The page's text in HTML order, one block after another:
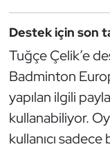
Destek için son
Tuğçe Çelik’e
Badminton
yapılan ilgili
kullanabiliyor.
kullanıcı
Güreş
Halter
Hava Sporları